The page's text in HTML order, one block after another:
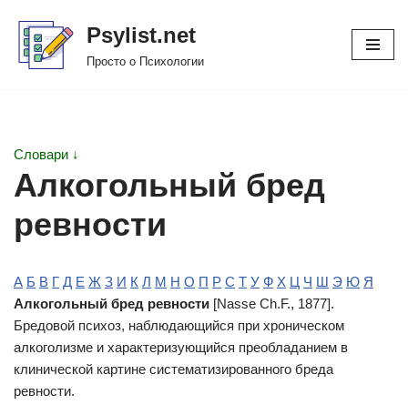
Перейти
Psylist.net
Просто о Психологии
Словари ↓
Алкогольный бред
ревности
А Б В Г Д Е Ж З И К Л М Н О П Р С Т У Ф Х Ц Ч Ш Э Ю Я
Алкогольный бред ревности [Nasse Ch.F., 1877].
Бредовой психоз, наблюдающийся при хроническом
алкоголизме и характеризующийся преобладанием в
клинической картине систематизированного бреда
ревности.